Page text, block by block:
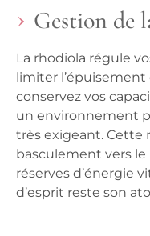
Gestion de
La rhodiola régule
limiter l’épuisement
conservez vos
un environnement
très exigeant. Cette
basculement vers
réserves d’énergie
d’esprit reste son